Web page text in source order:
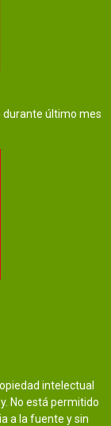
durante último mes
intelectual
No está permitido
a la fuente y sin